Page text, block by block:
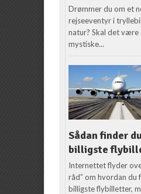
Drømmer du om et
rejseeventyr i
natur? Skal det være
mystiske...
Sådan finder
billigste
Internettet flyder
råd” om hvordan du
billigste flybilletter,